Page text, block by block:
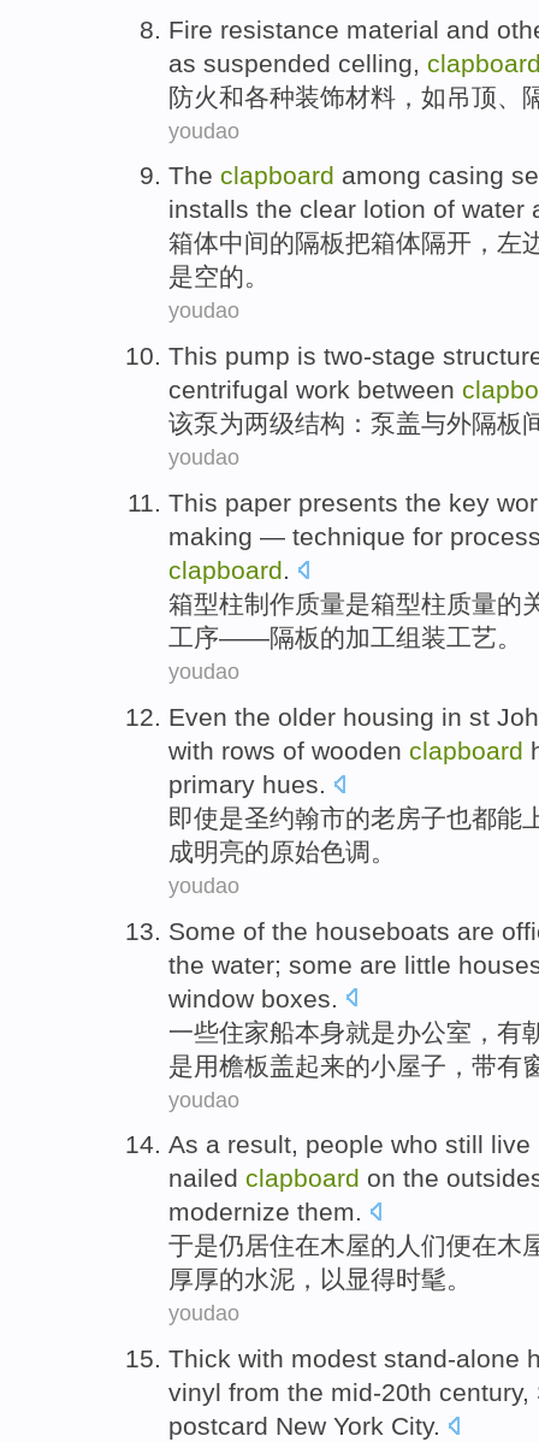
Fire resistance material and
as suspended celling
防火和各种装饰材料 ， 如吊顶
youdao
The clapboard among casing
installs the clear lotion of water
箱体中间的隔板把箱体隔开 ， 左
是空的。
youdao
This pump is two-stage
centrifugal work between
该泵为两级结构 ：泵盖与外隔板
youdao
This paper presents the key
making — technique for
clapboard.
箱型柱制作质量是箱型柱质量的
工序——隔板的加工组装工艺。
youdao
Even the older housing in st
with rows of wooden clapboard
primary hues.
即使是圣约翰市的老房子也都能
成明亮的原始色调。
youdao
Some of the houseboats are
the water; some are little
window boxes
一些住家船本身就是办公室 ， 有
是用檐板盖起来的小屋子 ， 带有
youdao
As a result, people who still live
nailed clapboard on the
modernize them.
于是仍居住在木屋的 人们便在木
厚厚的水泥 ，以显得时髦。
youdao
Thick with modest stand-alone
vinyl from the mid-20th century,
postcard New York City.